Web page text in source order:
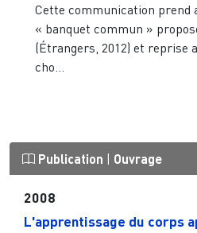
Cette communication prend
« banquet commun »
(Étrangers, 2012) et reprise
cho...
Publication Ouvrage
2008
L'apprentissage du corps